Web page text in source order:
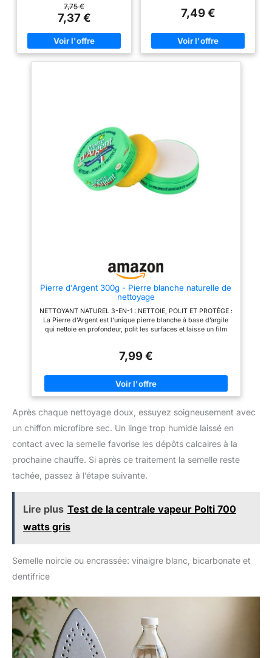
d'argile senteur naturelle de
citron dégraisse, détartre et
polit votre maison. Biovie
reverse 1% de son chiffre d?
affaires à la protection de la
nature. Avec l'achat d'un produit
de nombreuses surfaces sans
les rayer : inox, vitrocéramique,
faïence, plastique (mobilier de
jardin), vitres d'insert de
cheminées, linoleum, marbre,
aluminium, carrelage, métaux
(argenterie, laiton, or), jantes
7,75 €
7,37 €
offre un nettoyage efficace pour
en toute simplicité et en
protègeant vos objets. PIERRE
BLANCHE EFFICACE : Ce
Beckmann respecte
l’environnement avec sa formule
à base de bicarbonate de
soude, 99% des ingrédients
naturels et son emballage
recyclable. Un nettoyant
efficace et responsable certifié
PERFORMANCE : Cette pierre
produit ménager Dr. Beckmann.
Depuis des décennies, Dr.
Beckmann propose des
solutions innovantes pour le
produits garantissent qualité et
7,49 €
Pierre d'Argent 300g - Pierre blanche naturelle de
nettoyage
NETTOYANT NATUREL 3-EN-1 : NETTOIE, POLIT ET PROTÈGE :
La Pierre d’Argent est l’unique pierre blanche à base d’argile
qui nettoie en profondeur, polit les surfaces et laisse un film
: Sans phosphate, sans produits agressifs, la Pierre d’Argent
parfum de citron après usage POLYVALENCE
EXCEPTIONNELLE – POUR TOUTE LA MAISON ET PLUS
ENCORE : Idéale pour : plaques vitrocéramiques, éviers, inox,
liner de piscine, mobilier de jardin, vitres de four, et bien
300g avec éponge suffit pour remplacer une multitude de
produits ménagers. Gagnez du temps, de la place et de
l’argent avec un résultat professionnel UTILISATION
INTÉRIEURE & EXTÉRIEURE : Convient parfaitement pour la
cuisine, la salle de bain, le jardin, les équipements d’enfants,
les ustensiles de jardin ou encore les salons de jardin.
7,99 €
Après chaque nettoyage doux, essuyez soigneusement avec
un chiffon microfibre sec. Un linge trop humide laissé en
contact avec la semelle favorise les dépôts calcaires à la
prochaine chauffe. Si après ce traitement la semelle reste
tachée, passez à l’étape suivante.
Lire plus Test de la centrale vapeur Polti 700
watts gris
Semelle noircie ou encrassée: vinaigre blanc, bicarbonate et
dentifrice